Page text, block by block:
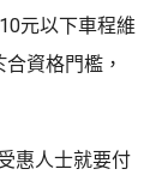
元以下車程維
資格門檻，
惠人士就要付